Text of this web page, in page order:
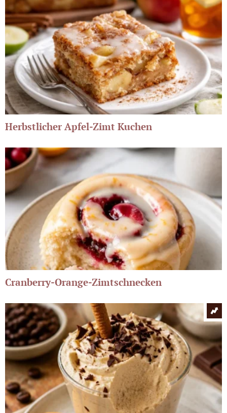
Herbstlicher Apfel-Zimt Kuchen
Cranberry-Orange-Zimtschnecken